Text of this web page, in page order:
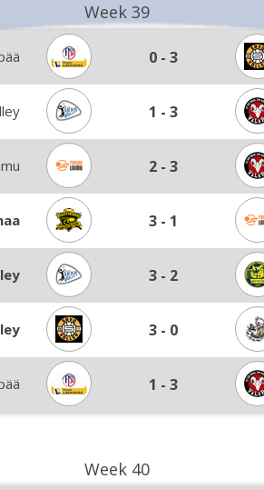
Week 39
0 - 3
1 - 3
2 - 3
3 - 1
3 - 2
3 - 0
1 - 3
Week 40